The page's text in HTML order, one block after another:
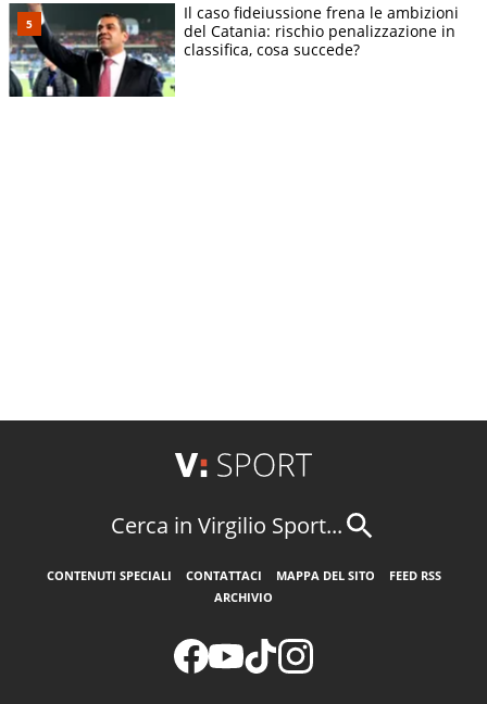
Il caso fideiussione frena le ambizioni
del Catania: rischio penalizzazione in
classifica, cosa succede?
Cerca in Virgilio Sport...
CONTENUTI SPECIALI CONTATTACI MAPPA DEL SITO
FEED RSS
ARCHIVIO